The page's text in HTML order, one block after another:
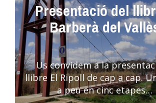
Presentació del
Barberà del
Us convidem a la
llibre El Ripoll de cap a cap.
a peu en cinc etapes…